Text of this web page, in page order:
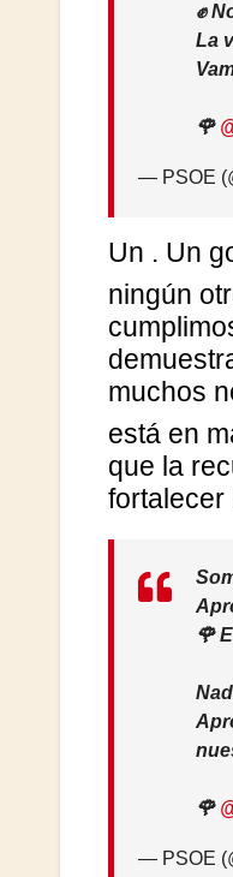
✊
La
🌹
— PSOE
Un . Un
ningún
muchos
está en
que la
fortalecer
🌹
🌹
— PSOE